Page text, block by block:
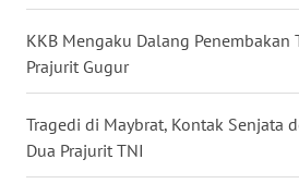
KKB Mengaku Dalang Penembakan
Prajurit Gugur
Tragedi di Maybrat, Kontak Senjata
Dua Prajurit TNI
WN
JOGJA
WN
JATIM